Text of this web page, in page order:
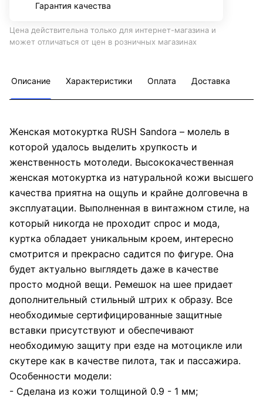
Гарантия качества
Цена действительна только для интернет-магазина и
может отличаться от цен в розничных магазинах
Описание Характеристики Оплата Доставка
Женская мотокуртка RUSH Sandora – молель в
которой удалось выделить хрупкость и
женственность мотоледи. Высококачественная
женская мотокуртка из натуральной кожи высшего
качества приятна на ощупь и крайне долговечна в
эксплуатации. Выполненная в винтажном стиле, на
который никогда не проходит спрос и мода,
куртка обладает уникальным кроем, интересно
смотрится и прекрасно садится по фигуре. Она
будет актуально выглядеть даже в качестве
просто модной вещи. Ремешок на шее придает
дополнительный стильный штрих к образу. Все
необходимые сертифицированные защитные
вставки присутствуют и обеспечивают
необходимую защиту при езде на мотоцикле или
скутере как в качестве пилота, так и пассажира.
Особенности модели:
- Сделана из кожи толщиной 0.9 - 1 мм;